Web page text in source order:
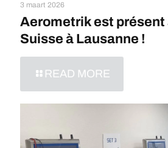
3 maart 2026
Aerometrik est présent
Suisse à Lausanne !
READ MORE